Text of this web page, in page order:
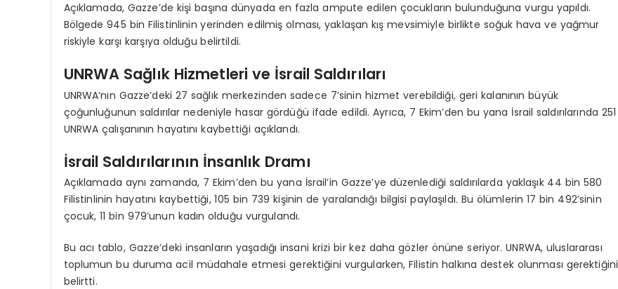
Açıklamada, Gazze’de kişi başına dünyada en fazla ampute edilen çocukların bulunduğuna vurgu yapıldı.
Bölgede 945 bin Filistinlinin yerinden edilmiş olması, yaklaşan kış mevsimiyle birlikte soğuk hava ve yağmur
riskiyle karşı karşıya olduğu belirtildi.
UNRWA Sağlık Hizmetleri ve İsrail Saldırıları
UNRWA’nın Gazze’deki 27 sağlık merkezinden sadece 7’sinin hizmet verebildiği, geri kalanının büyük
çoğunluğunun saldırılar nedeniyle hasar gördüğü ifade edildi. Ayrıca, 7 Ekim’den bu yana İsrail saldırılarında 251
UNRWA çalışanının hayatını kaybettiği açıklandı.
İsrail Saldırılarının İnsanlık Dramı
Açıklamada aynı zamanda, 7 Ekim’den bu yana İsrail’in Gazze’ye düzenlediği saldırılarda yaklaşık 44 bin 580
Filistinlinin hayatını kaybettiği, 105 bin 739 kişinin de yaralandığı bilgisi paylaşıldı. Bu ölümlerin 17 bin 492’sinin
çocuk, 11 bin 979’unun kadın olduğu vurgulandı.
Bu acı tablo, Gazze’deki insanların yaşadığı insani krizi bir kez daha gözler önüne seriyor. UNRWA, uluslararası
toplumun bu duruma acil müdahale etmesi gerektiğini vurgularken, Filistin halkına destek olunması gerektiğini
belirtti.